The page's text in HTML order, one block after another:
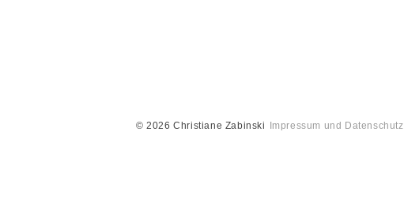
© 2026 Christiane Zabinski Impressum und Datenschutz